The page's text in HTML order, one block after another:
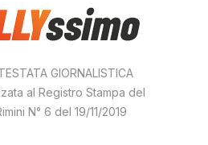
GIORNALISTICA
al Registro Stampa del
N° 6 del 19/11/2019